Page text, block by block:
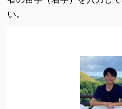
い。